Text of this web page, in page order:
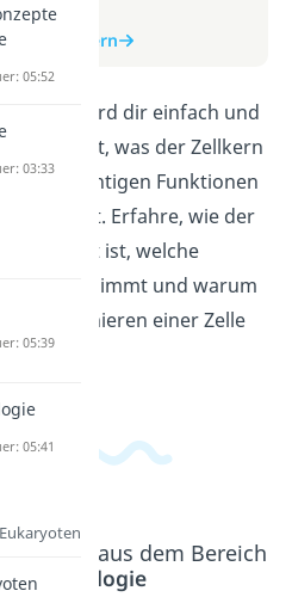
Zellkern
Video wird dir einfach und
erklärt, was der Zellkern
wichtigen Funktionen
Zelle hat. Erfahre, wie der
aufgebaut ist, welche
er übernimmt und warum
Funktionieren einer Zelle
ist.
Inhalte aus dem Bereich
Cytologie
05:52
03:33
05:39
05:41